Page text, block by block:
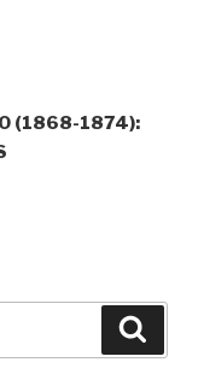
(1868-1874):